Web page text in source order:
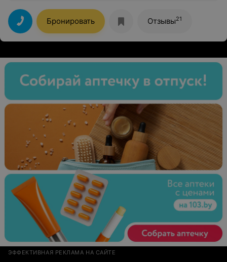
показался не совсем хорошего качества),так как ранее
заказывали именно этот салат и есть с чем сравнить!
Обслуживание на 7, никто не интересовался вкусно ли,
и элементарно можно было пожелать всего доброго в
конце!Пойду ли я еще?подумаю)
Бронировать Отзывы21
ЭФФЕКТИВНАЯ РЕКЛАМА НА САЙТЕ